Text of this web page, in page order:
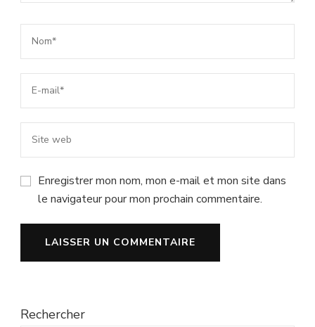
Enregistrer mon nom, mon e-mail et mon site dans
le navigateur pour mon prochain commentaire.
Rechercher